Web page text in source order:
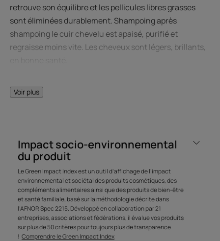
retrouve son équilibre et les pellicules libres grasses
sont éliminées durablement. Shampoing après
shampoing le cuir chevelu est apaisé, purifié et
regraisse moins vite. Les cheveux sont légers, brillants,
L'objectif est d’aider votre cuir
chevelu à rétablir son équilibre
naturel en rééquilibrant son
microbiome.
Voir plus
Impact socio-environnemental
du produit
Le Green Impact Index est un outil d’affichage de l’impact
environnemental et sociétal des produits cosmétiques, des
compléments alimentaires ainsi que des produits de bien-être
et santé familiale, basé sur la méthodologie décrite dans
l’AFNOR Spec 2215. Développé en collaboration par 21
entreprises, associations et fédérations, il évalue vos produits
sur plus de 50 critères pour toujours plus de transparence
! Comprendre le Green Impact Index